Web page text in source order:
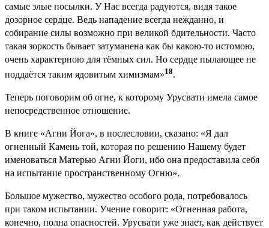
самые злые посылки. У Нас всегда радуются, видя такое
дозорное сердце. Ведь нападение всегда нежданно, и
собирание силы возможно при великой бдительности. Часто
такая зоркость бывает затуманена как бы какою-то истомою,
очень характерною для тёмных сил. Но сердце пылающее не
поддаётся таким ядовитым химизмам»18.
Теперь поговорим об огне, к которому Урусвати имела самое
непосредственное отношение.
В книге «Агни Йога», в послесловии, сказано: «Я дал
огненный Камень той, которая по решению Нашему будет
именоваться Матерью Агни Йоги, ибо она предоставила себя
на испытание пространственному Огню».
Большое мужество, мужество особого рода, потребовалось
при таком испытании. Учение говорит: «Огненная работа,
конечно, полна опасностей. Урусвати уже знает, как действует